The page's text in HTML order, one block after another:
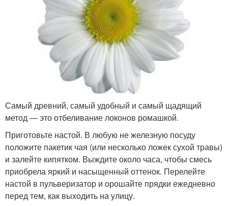
Самый древний, самый удобный и самый щадящий
метод — это отбеливание локонов ромашкой.
Приготовьте настой. В любую не железную посуду
положите пакетик чая (или несколько ложек сухой травы)
и залейте кипятком. Выждите около часа, чтобы смесь
приобрела яркий и насыщенный оттенок. Перелейте
настой в пульверизатор и орошайте прядки ежедневно
перед тем, как выходить на улицу.